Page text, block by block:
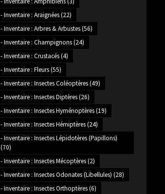
- Inventaire : Araignées(22)
- Inventaire : Arbres & Arbustes(56)
- Inventaire : Champignons(24)
- Inventaire : Crustacés(4)
- Inventaire : Fleurs(55)
- Inventaire : Insectes Coléoptères(49)
- Inventaire : Insectes Diptères(26)
- Inventaire : Insectes Hyménoptères(19)
- Inventaire : Insectes Hémiptères(24)
- Inventaire : Insectes Lépidotères (Papillons)
(70)
- Inventaire : Insectes Mécoptères(2)
- Inventaire : Insectes Odonates (Libellules) (28)
- Inventaire : Insectes Orthoptères(6)